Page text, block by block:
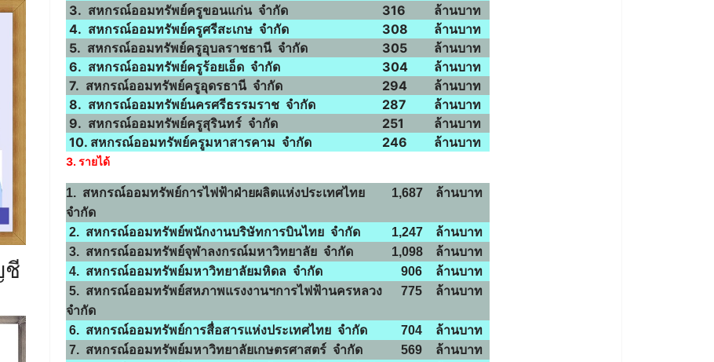
ชี
3. สหกรณ์ออมทรัพย์ครูขอนแก่น จำกัด
316
ล้านบาท
4. สหกรณ์ออมทรัพย์ครูศรีสะเกษ จำกัด
308
ล้านบาท
5. สหกรณ์ออมทรัพย์ครูอุบลราชธานี จำกัด
305
ล้านบาท
6. สหกรณ์ออมทรัพย์ครูร้อยเอ็ด จำกัด
304
ล้านบาท
7. สหกรณ์ออมทรัพย์ครูอุดรธานี จำกัด
294
ล้านบาท
8. สหกรณ์ออมทรัพย์นครศรีธรรมราช จำกัด
287
ล้านบาท
9. สหกรณ์ออมทรัพย์ครูสุรินทร์ จำกัด
251
ล้านบาท
10. สหกรณ์ออมทรัพย์ครูมหาสารคาม จำกัด
246 ล้านบาท
3. รายได้
1. สหกรณ์ออมทรัพย์การไฟฟ้าฝ่ายผลิตแห่งประเทศไทย
จำกัด
1,687 ล้านบาท
2. สหกรณ์ออมทรัพย์พนักงานบริษัทการบินไทย จำกัด 1,247
ล้านบาท
3. สหกรณ์ออมทรัพย์จุฬาลงกรณ์มหาวิทยาลัย จำกัด
1,098
ล้านบาท
4. สหกรณ์ออมทรัพย์มหาวิทยาลัยมหิดล จำกัด
906
ล้านบาท
5. สหกรณ์ออมทรัพย์สหภาพแรงงานฯการไฟฟ้านครหลวง
จำกัด
775 ล้านบาท
6. สหกรณ์ออมทรัพย์การสื่อสารแห่งประเทศไทย จำกัด 704
ล้านบาท
7. สหกรณ์ออมทรัพย์มหาวิทยาลัยเกษตรศาสตร์ จำกัด
569
ล้านบาท